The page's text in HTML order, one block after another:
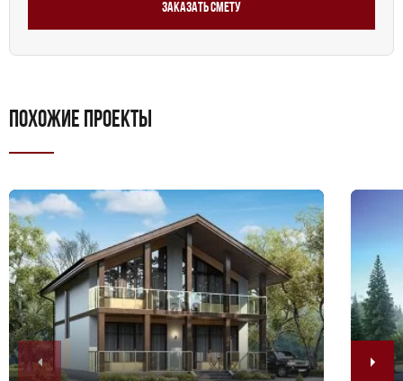
площадью от 150 до 250 квадратных метров. Этот
Заказать смету
ПОХОЖИЕ ПРОЕКТЫ